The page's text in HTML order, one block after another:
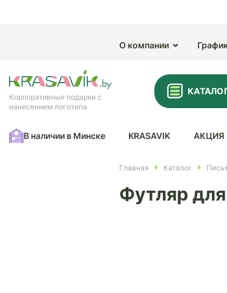
О компании
Корпоративные подарки с
нанесением логотипа
В наличии в Минске KRASAVIK АКЦИЯ
Главная Каталог
Футляр